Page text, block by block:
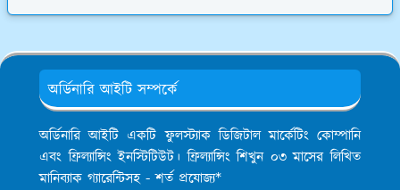
অর্ডিনারি আইটি সম্পর্কে
অর্ডিনারি আইটি একটি ফুলস্ট্যাক ডিজিটাল মার্কেটিং কোম্পানি
এবং ফ্রিল্যান্সিং ইনস্টিটিউট। ফ্রিল্যান্সিং শিখুন ০৩ মাসের লিখিত
মানিব্যাক গ্যারেন্টিসহ - শর্ত প্রযোজ্য*